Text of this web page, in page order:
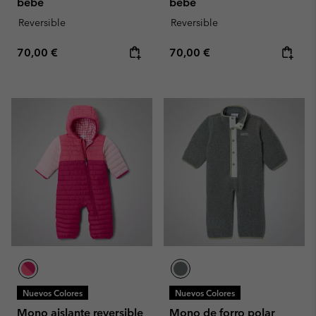
Reversible
Regular price:
70,00 €
Reversible
Regular price:
70,00 €
Nuevos Colores
Mono aislante reversible
Nuevos Colores
Mono de forro polar